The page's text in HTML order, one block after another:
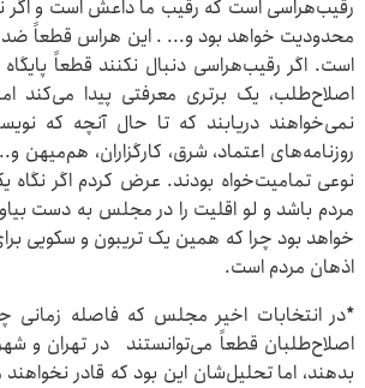
رقیب‌هراسی است که رقیب ما داعش است و اگر
محدودیت خواهد بود و... . این هراس قطعاً
است. اگر رقیب‌هراسی دنبال نکنند قطعاً
اصلاح‌طلب، یک برتری معرفتی پیدا می‌کند
نمی‌خواهند دریابند که تا حال آنچه که
روزنامه‌های اعتماد، شرق، کارگزاران، هم‌میهن
نوعی‌ تمامیت‌خواه بودند. عرض کردم اگر
مردم باشد و لو اقلیت را در مجلس به دست
خواهد بود چرا که همین یک تریبون و سکویی
اذهان مردم است.
*در انتخابات اخیر مجلس که فاصله زمانی
اصلا‌ح‌طلبان قطعاً می‌توانستند در تهران و
بدهند، اما تحلیل‌شان این بود که قادر